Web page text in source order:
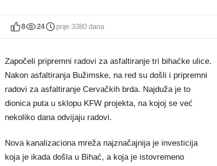
8 24 prije 3380 dana
Započeli pripremni radovi za asfaltiranje tri bihaćke ulice.
Nakon asfaltiranja Bužimske, na red su došli i pripremni
radovi za asfaltiranje Cervačkih brda. Najduža je to
dionica puta u sklopu KFW projekta, na kojoj se već
nekoliko dana odvijaju radovi.
Nova kanalizaciona mreža najznačajnija je investicija
koja je ikada došla u Bihać, a koja je istovremeno